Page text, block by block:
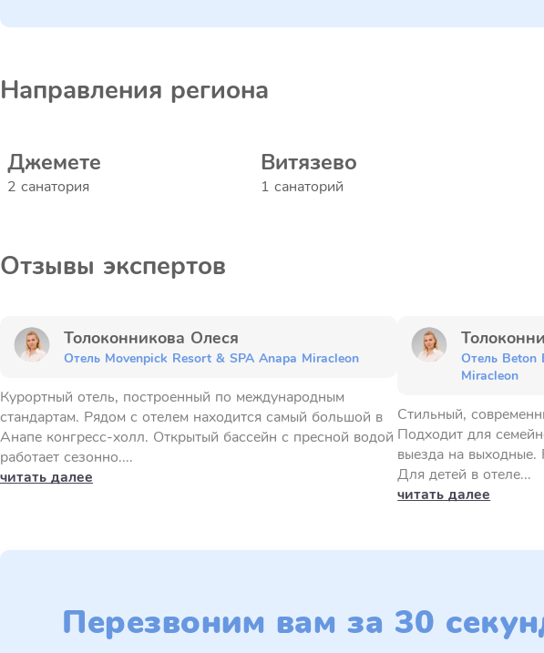
Направления региона
Джемете
2 санатория
Витязево
1 санаторий
Отзывы экспертов
Толоконникова Олеся
Отель Movenpick Resort & SPA Anapa Miracleon
Курортный отель, построенный по международным
стандартам. Рядом с отелем находится самый большой в
Анапе конгресс-холл. Открытый бассейн с пресной водой
работает сезонно....
читать далее
Отель Beton
Miracleon
Стильный,
Подходит для
выезда на выходные.
Для детей в отеле...
читать далее
Перезвоним вам за 30